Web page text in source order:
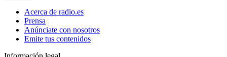
Acerca de radio.es
Prensa
Anúnciate con nosotros
Emite tus contenidos